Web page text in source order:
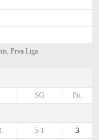
Prva Liga
Po.
SG
3
5-1
1